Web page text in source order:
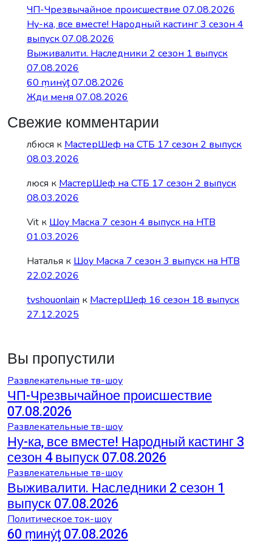
ЧП-Чрезвычайное происшествие 07.08.2026
Ну-ка, все вместе! Народный кастинг 3 сезон 4
выпуск 07.08.2026
Выживалити. Наследники 2 сезон 1 выпуск
07.08.2026
60 ṃинẏƫ 07.08.2026
Жди меня 07.08.2026
Свежие комментарии
лбюся к МастерШеф на СТБ 17 сезон 2 выпуск
08.03.2026
люся к МастерШеф на СТБ 17 сезон 2 выпуск
08.03.2026
Vit к Шоу Маска 7 сезон 4 выпуск на НТВ
01.03.2026
Наталья к Шоу Маска 7 сезон 3 выпуск на НТВ
22.02.2026
tvshouonlain к МастерШеф 16 сезон 18 выпуск
27.12.2025
Вы пропустили
Развлекательные тв-шоу
ЧП-Чрезвычайное происшествие
07.08.2026
Развлекательные тв-шоу
Ну-ка, все вместе! Народный кастинг 3
сезон 4 выпуск 07.08.2026
Развлекательные тв-шоу
Выживалити. Наследники 2 сезон 1
выпуск 07.08.2026
Политическое ток-шоу
60 ṃинẏƫ 07.08.2026